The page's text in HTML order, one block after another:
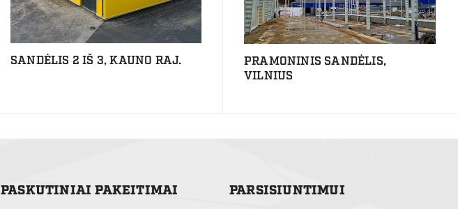
SANDĖLIS 2 IŠ 3, KAUNO RAJ.
PRAMONINIS SANDĖLIS,
VILNIUS
PASKUTINIAI PAKEITIMAI PARSISIUNTIMUI